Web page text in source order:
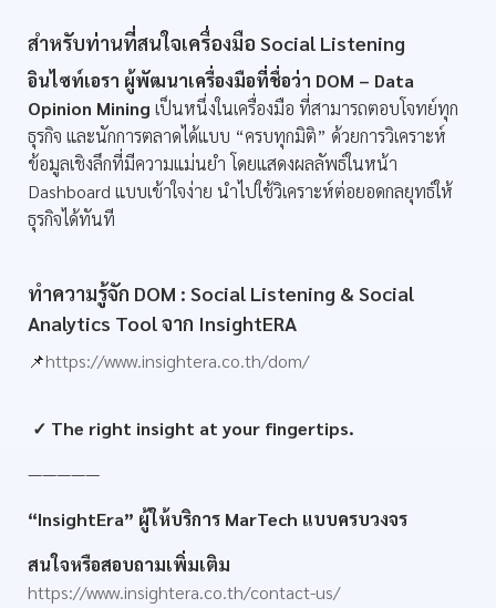
สำหรับท่านที่สนใจเครื่องมือ Social Listening
อินไซท์เอรา ผู้พัฒนาเครื่องมือที่ชื่อว่า DOM – Data
Opinion Mining เป็นหนึ่งในเครื่องมือ ที่สามารถตอบโจทย์ทุก
ธุรกิจ และนักการตลาดได้แบบ “ครบทุกมิติ” ด้วยการวิเคราะห์
ข้อมูลเชิงลึกที่มีความแม่นยำ โดยแสดงผลลัพธ์ในหน้า
Dashboard แบบเข้าใจง่าย นำไปใช้วิเคราะห์ต่อยอดกลยุทธ์ให้
ธุรกิจได้ทันที
ทำความรู้จัก DOM : Social Listening & Social
Analytics Tool จาก InsightERA
📌https://www.insightera.co.th/dom/
✓ The right insight at your fingertips.
—————
“InsightEra” ผู้ให้บริการ MarTech แบบครบวงจร
สนใจหรือสอบถามเพิ่มเติม
https://www.insightera.co.th/contact-us/